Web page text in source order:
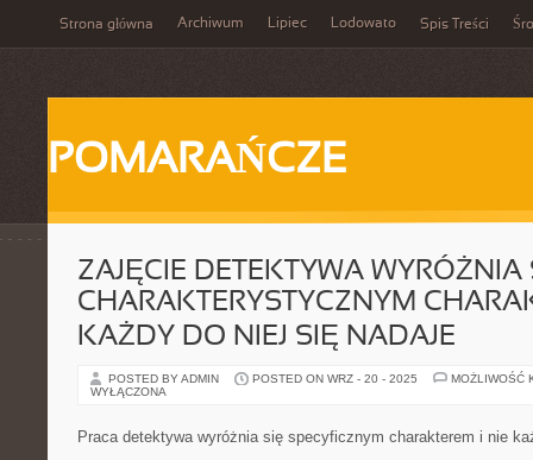
Strona główna Archiwum Lipiec Lodowato Spis Treści
POMARAŃCZE
ZAJĘCIE DETEKTYWA WYRÓŻNIA
CHARAKTERYSTYCZNYM
KAŻDY DO NIEJ SIĘ NADAJE
POSTED BY ADMIN POSTED ON WRZ - 20 - 2025
MOŻLIWOŚĆ
WYŁĄCZONA
Praca detektywa wyróżnia się specyficznym charakterem i nie